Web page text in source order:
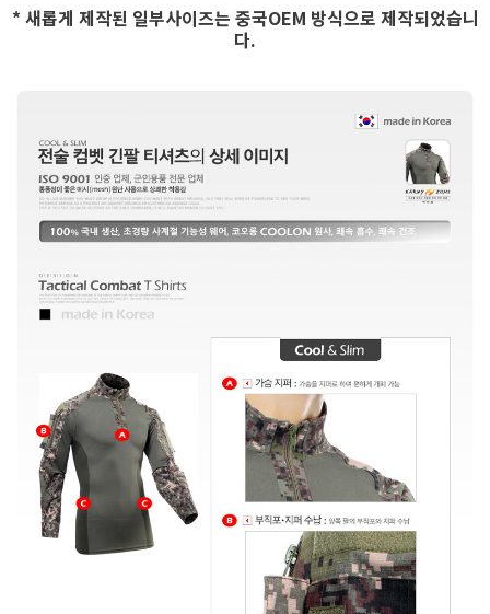
* 새롭게 제작된 일부사이즈는 중국OEM 방식으로 제작되었습니
다.